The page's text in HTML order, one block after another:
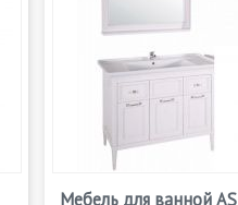
Мебель для ванной